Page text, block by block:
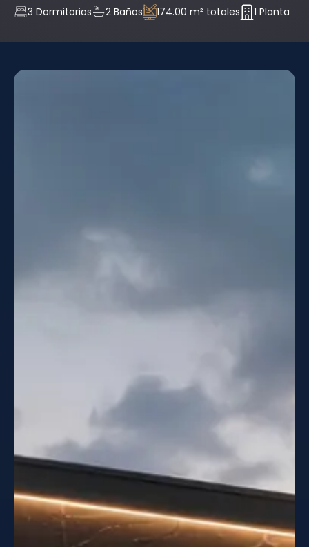
3 Dormitorios 2 Baños 174.00 m² totales 1 Planta